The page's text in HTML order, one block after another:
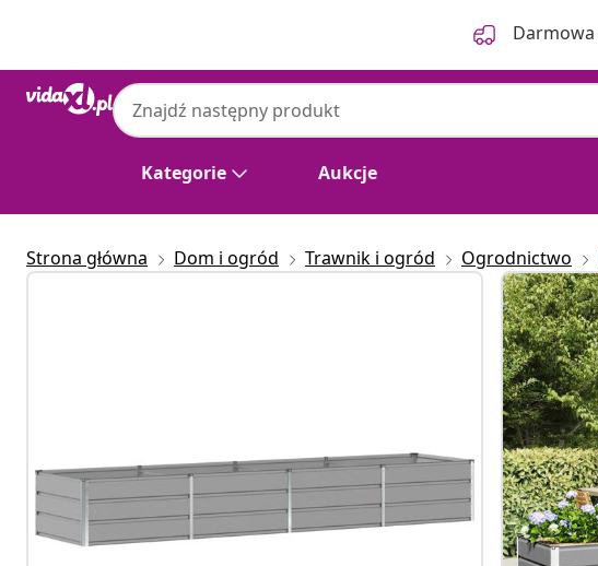
Kategorie Aukcje
Strona główna Dom i ogród Trawnik i ogród Ogrodnictwo